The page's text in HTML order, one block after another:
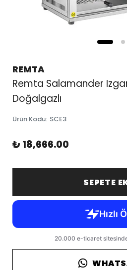
REMTA
Remta Salamander
Doğalgazlı
Ürün Kodu: SCE3
₺ 18,666.00
SEPETE